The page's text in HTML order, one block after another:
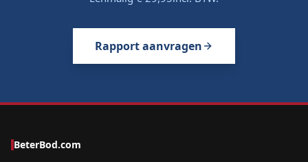
Rapport aanvragen
BeterBod.com